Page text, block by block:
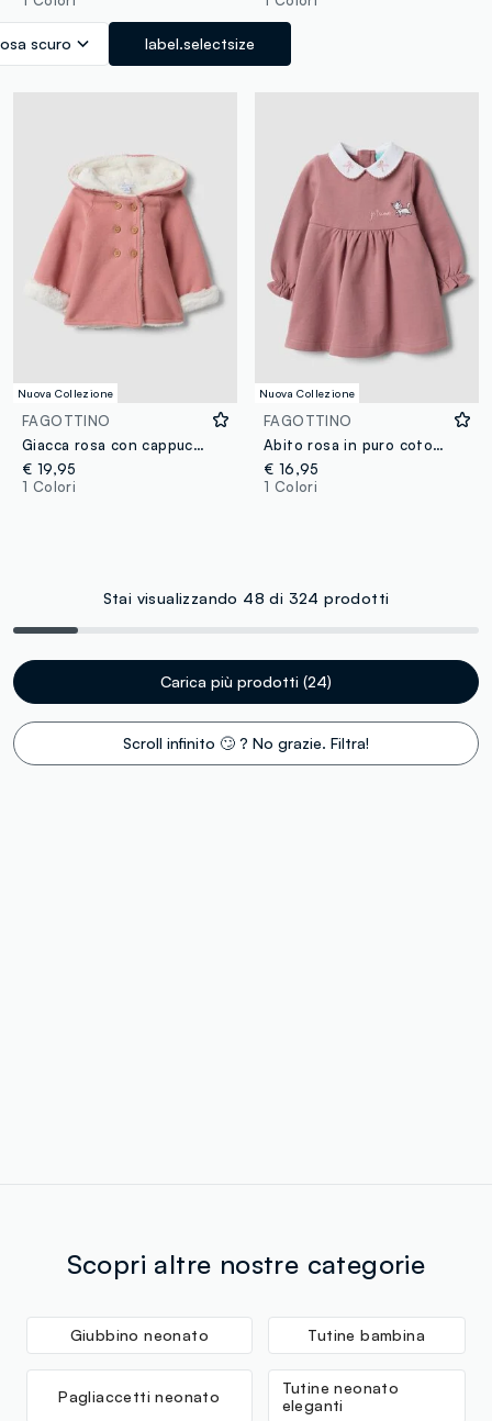
scuro label.selectsize
Nuova Collezione
FAGOTTINO
Giacca rosa con cappuccio in puro cotone organico per neonata
€ 19,95
1 Colori
Nuova Collezione
FAGOTTINO
Abito rosa in puro cotone organico con ricamo Aristogatti per neonata
€ 16,95
1 Colori
Stai visualizzando 48 di 324 prodotti
Carica più prodotti (24)
Scroll infinito 🙄 ? No grazie. Filtra!
Scopri altre nostre categorie
Giubbino neonato Tutine bambina
Pagliaccetti neonato
Tutine neonato
eleganti